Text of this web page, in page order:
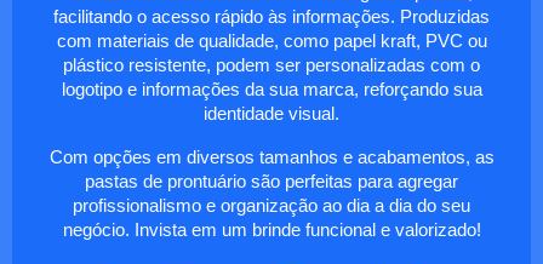
facilitando o acesso rápido às informações. Produzidas
com materiais de qualidade, como papel kraft, PVC ou
plástico resistente, podem ser personalizadas com o
logotipo e informações da sua marca, reforçando sua
identidade visual.
Com opções em diversos tamanhos e acabamentos, as
pastas de prontuário são perfeitas para agregar
profissionalismo e organização ao dia a dia do seu
negócio. Invista em um brinde funcional e valorizado!